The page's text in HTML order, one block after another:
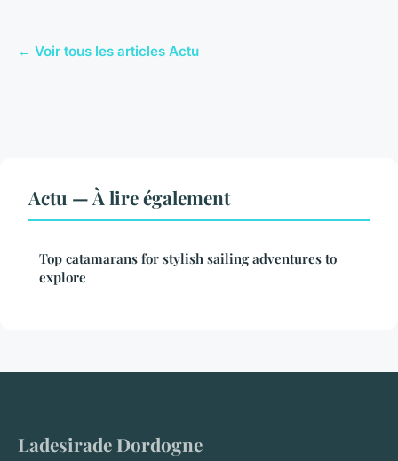
← Voir tous les articles Actu
Actu — À lire également
Top catamarans for stylish sailing adventures to
explore
Ladesirade Dordogne